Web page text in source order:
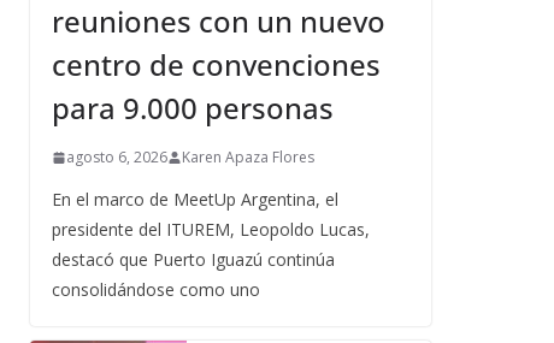
reuniones con un nuevo
centro de convenciones
para 9.000 personas
agosto 6, 2026 Karen Apaza Flores
En el marco de MeetUp Argentina, el
presidente del ITUREM, Leopoldo Lucas,
destacó que Puerto Iguazú continúa
consolidándose como uno